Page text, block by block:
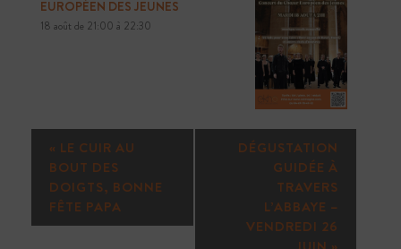
EUROPÉEN DES JEUNES
18 août de 21:00 à 22:30
N
G
« LE CUIR AU
BOUT DES
DOIGTS, BONNE
FÊTE PAPA
DÉGUSTATION
GUIDÉE À
TRAVERS
L’ABBAYE –
VENDREDI 26